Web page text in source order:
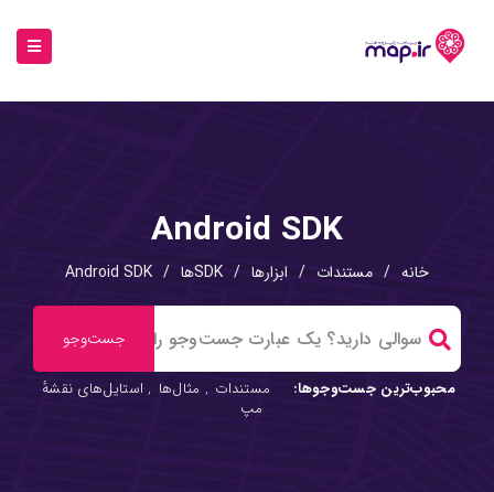
Android SDK
خانه / مستندات / ابزارها / SDKها /
Android SDK
محبوب‌ترین جست‌وجوها: مستندات , مثال‌ها , استایل‌های نقشهٔ
مپ